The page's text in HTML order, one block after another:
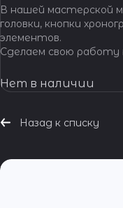
В нашей мастерской
головки, кнопки
элементов.
Сделаем свою работу
часов.
Нет в наличии
Назад к списку